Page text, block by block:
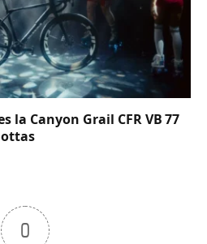
la Canyon Grail CFR VB 77
0